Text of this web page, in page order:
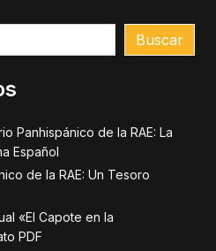
Buscar
Panhispánico de la RAE: La
Español
de la RAE: Un Tesoro
«El Capote en la
PDF